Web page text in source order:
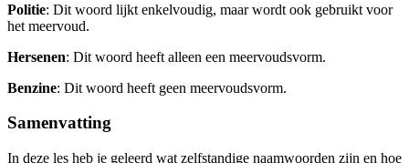
Politie: Dit woord lijkt enkelvoudig, maar wordt ook gebruikt voor
het meervoud.
Hersenen: Dit woord heeft alleen een meervoudsvorm.
Benzine: Dit woord heeft geen meervoudsvorm.
Samenvatting
In deze les heb je geleerd wat zelfstandige naamwoorden zijn en hoe